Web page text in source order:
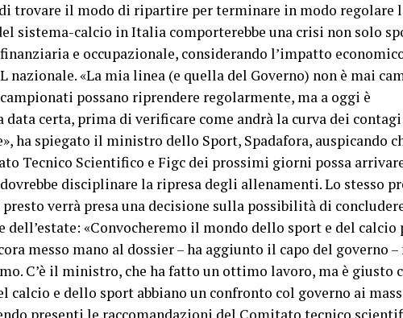
di trovare il modo di ripartire per terminare in modo regolare
sistema-calcio in Italia comporterebbe una crisi non solo
e occupazionale, considerando l’impatto
nazionale. «La mia linea (e quella del Governo) non è mai
possano riprendere regolarmente, ma a oggi è
certa, prima di verificare come andrà la curva dei
ha spiegato il ministro dello Sport, Spadafora, auspicando
Tecnico Scientifico e Figc dei prossimi giorni possa
disciplinare la ripresa degli allenamenti. Lo stesso
presto verrà presa una decisione sulla possibilità di
dell’estate: «Convocheremo il mondo dello sport e del calcio
messo mano al dossier – ha aggiunto il capo del governo –
C’è il ministro, che ha fatto un ottimo lavoro, ma è giusto
e dello sport abbiano un confronto col governo ai